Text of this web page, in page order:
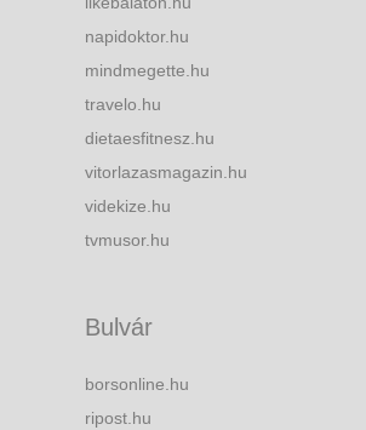
napidoktor.hu
mindmegette.hu
travelo.hu
dietaesfitnesz.hu
vitorlazasmagazin.hu
videkize.hu
tvmusor.hu
Bulvár
borsonline.hu
ripost.hu